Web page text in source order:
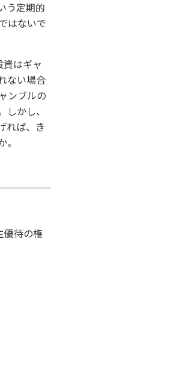
う定期的
はないで
はギャ
ない場合
ンブルの
かし、
れば、き
優待の権